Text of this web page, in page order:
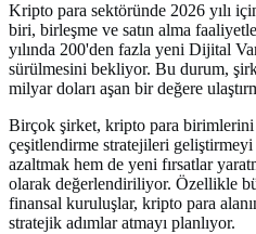
Kripto para sektöründe 2026 yılı
biri, birleşme ve satın alma
yılında 200'den fazla yeni Dijital
sürülmesini bekliyor. Bu durum,
milyar doları aşan bir değere
Birçok şirket, kripto para
çeşitlendirme stratejileri
azaltmak hem de yeni fırsatlar
olarak değerlendiriliyor. Özellikle
finansal kuruluşlar, kripto para
stratejik adımlar atmayı planlıyor.